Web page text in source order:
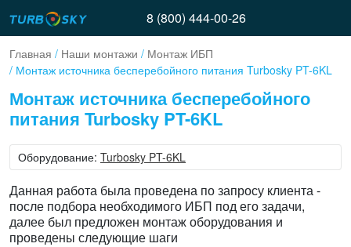
8 (800) 444-00-26
Главная / Наши монтажи / Монтаж ИБП
/ Монтаж источника бесперебойного питания Turbosky PT-6KL
Монтаж источника бесперебойного
питания Turbosky PT-6KL
Оборудование: Turbosky PT-6KL
Данная работа была проведена по запросу клиента -
после подбора необходимого ИБП под его задачи,
далее был предложен монтаж оборудования и
проведены следующие шаги